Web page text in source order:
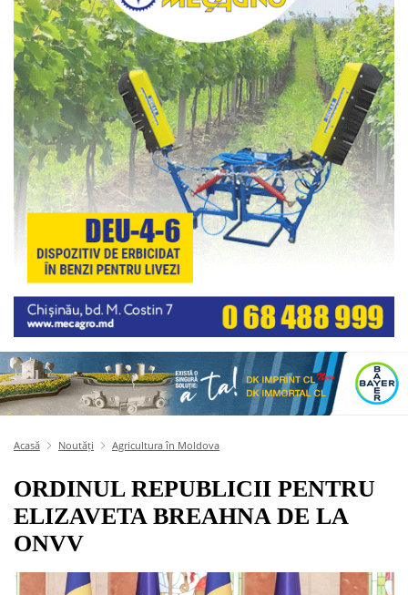
Acasă Noutăți Agricultura în Moldova
ORDINUL REPUBLICII PENTRU
ELIZAVETA BREAHNA DE LA
ONVV